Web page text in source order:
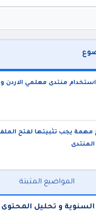
منتدى معلمي الاردن
مهمة يجب تثبيتها لفتح
المواضيع المثبتة
و تحليل